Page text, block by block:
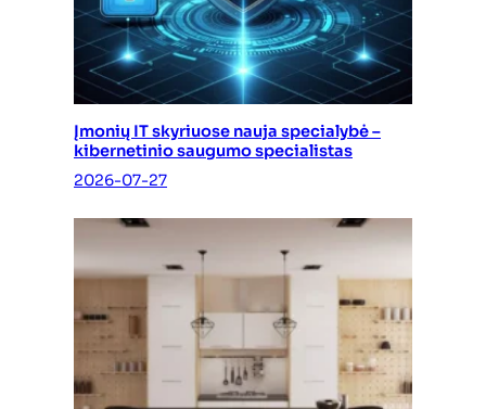
Įmonių IT skyriuose nauja specialybė –
kibernetinio saugumo specialistas
2026-07-27